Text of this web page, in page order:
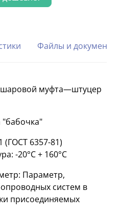
Файлы и документы
муфта—штуцер
(ГОСТ 6357-81)
-20°С + 160°С
Параметр,
систем в
присоединяемых